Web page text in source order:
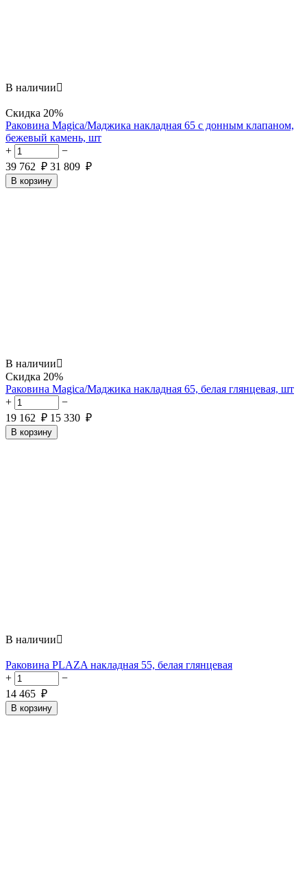
В наличии
Скидка 20%
Раковина Magica/Маджика накладная 65 с донным клапаном,
бежевый камень, шт
+
−
39 762 ₽ 31 809 ₽
В корзину
В наличии
Скидка 20%
Раковина Magica/Маджика накладная 65, белая глянцевая, шт
+
−
19 162 ₽ 15 330 ₽
В корзину
В наличии
Раковина PLAZA накладная 55, белая глянцевая
+
−
14 465 ₽
В корзину